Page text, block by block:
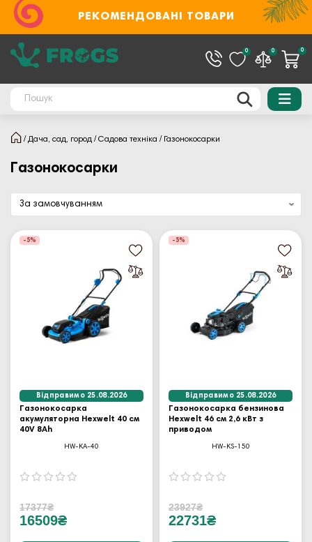
РЕКОМЕНДОВАНІ ТОВАРИ
0 0 0
Дача, сад, город Садова техніка Газонокосарки
Газонокосарки
-5%
Відправимо 25.08.2026
Газонокосарка
акумуляторна Hexwelt 40 см
40V 8Ah
HW-KA-40
17377₴
16509₴
-5%
Відправимо 25.08.2026
Газонокосарка бензинова
Hexwelt 46 см 2,6 кВт з
приводом
HW-KS-150
23927₴
22731₴